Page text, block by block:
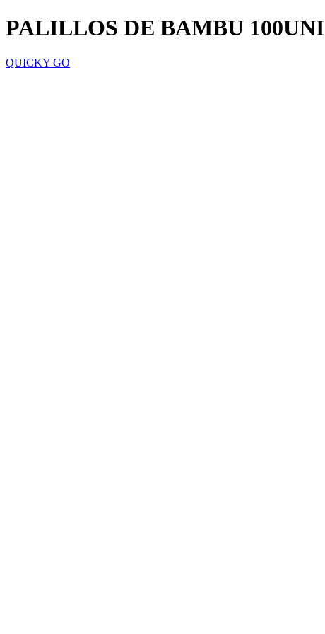
PALILLOS DE BAMBU 100UNI
QUICKY GO